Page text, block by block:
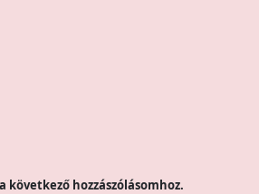
következő hozzászólásomhoz.